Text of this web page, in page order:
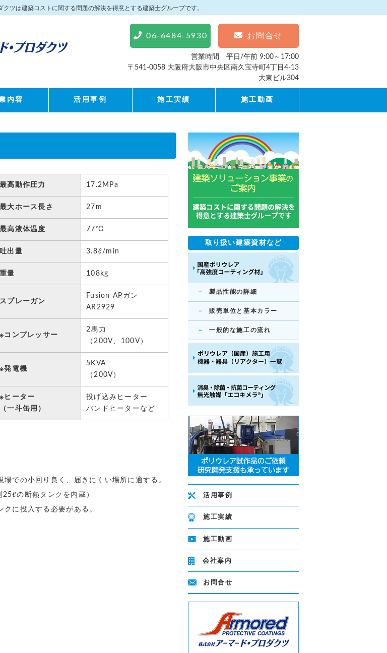
ツは建築コストに関する問題の解決を得意とする建築士グループです。
06-6484-5930 お問合せ
営業時間 平日/午前 9:00～17:00
〒541-0058 大阪府大阪市中央区南久宝寺町4丁目4-13
大東ビル304
内容 活用事例 施工実績 施工動画
最高動作圧力 17.2MPa
最大ホース長さ 27m
最高液体温度 77℃
吐出量 3.8ℓ/min
重量 108kg
スプレーガン
Fusion APガン
AR2929
※コンプレッサー
2馬力
（200V、100V）
※発電機
5KVA
（200V）
※ヒーター
（一斗缶用）
投げ込みヒーター
バンドヒーターなど
での小回り良く、届きにくい場所に適する。
の断熱タンクを内蔵）
に投入する必要がある。
取り扱い建築資材など
製品性能の詳細
販売単位と基本カラー
一般的な施工の流れ
活用事例
施工実績
施工動画
会社案内
お問合せ